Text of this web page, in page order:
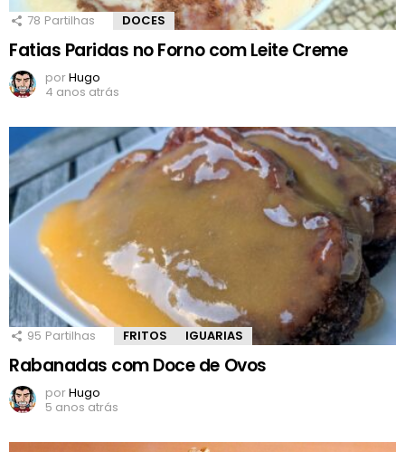
78 Partilhas DOCES
Fatias Paridas no Forno com Leite Creme
porHugo
4 anos atrás
95 Partilhas FRITOS IGUARIAS
Rabanadas com Doce de Ovos
porHugo
5 anos atrás